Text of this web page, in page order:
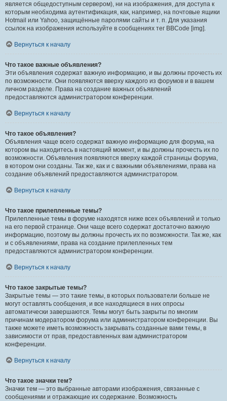
является общедоступным сервером), ни на изображения, для доступа к
которым необходима аутентификация, как, например, на почтовые ящики
Hotmail или Yahoo, защищённые паролями сайты и т. п. Для указания
ссылок на изображения используйте в сообщениях тег BBCode [img].
Вернуться к началу
Что такое важные объявления?
Эти объявления содержат важную информацию, и вы должны прочесть их
по возможности. Они появляются вверху каждого из форумов и в вашем
личном разделе. Права на создание важных объявлений
предоставляются администратором конференции.
Вернуться к началу
Что такое объявления?
Объявления чаще всего содержат важную информацию для форума, на
котором вы находитесь в настоящий момент, и вы должны прочесть их по
возможности. Объявления появляются вверху каждой страницы форума,
в котором они созданы. Так же, как и с важными объявлениями, права на
создание объявлений предоставляются администратором.
Вернуться к началу
Что такое прилепленные темы?
Прилепленные темы в форуме находятся ниже всех объявлений и только
на его первой странице. Они чаще всего содержат достаточно важную
информацию, поэтому вы должны прочесть их по возможности. Так же, как
и с объявлениями, права на создание прилепленных тем
предоставляются администратором конференции.
Вернуться к началу
Что такое закрытые темы?
Закрытые темы — это такие темы, в которых пользователи больше не
могут оставлять сообщения, и все находящиеся в них опросы
автоматически завершаются. Темы могут быть закрыты по многим
причинам модератором форума или администратором конференции. Вы
также можете иметь возможность закрывать созданные вами темы, в
зависимости от прав, предоставленных вам администратором
конференции.
Вернуться к началу
Что такое значки тем?
Значки тем — это выбранные авторами изображения, связанные с
сообщениями и отражающие их содержание. Возможность